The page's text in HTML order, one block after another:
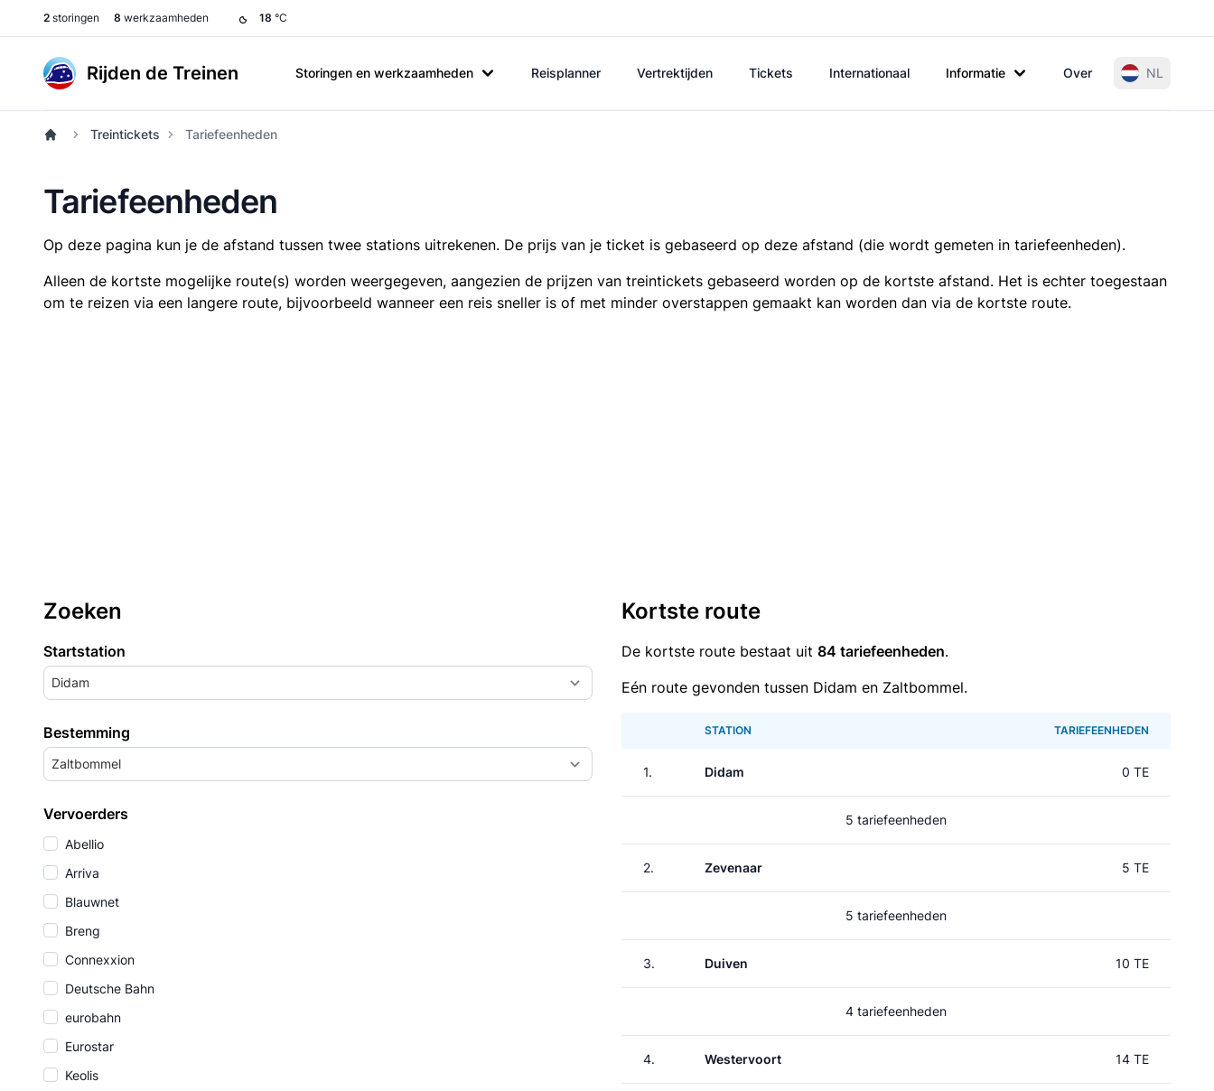
2 storingen 8 werkzaamheden 18 °C
Rijden de Treinen Storingen en werkzaamheden Reisplanner Vertrektijden Tickets Internationaal Informatie Over NL
Treintickets Tariefeenheden
Tariefeenheden
Op deze pagina kun je de afstand tussen twee stations uitrekenen. De prijs van je ticket is gebaseerd op deze afstand (die wordt gemeten in tariefeenheden).
Alleen de kortste mogelijke route(s) worden weergegeven, aangezien de prijzen van treintickets gebaseerd worden op de kortste afstand. Het is echter toegestaan
om te reizen via een langere route, bijvoorbeeld wanneer een reis sneller is of met minder overstappen gemaakt kan worden dan via de kortste route.
Zoeken
Startstation
Didam
Bestemming
Zaltbommel
Vervoerders
Abellio
Arriva
Blauwnet
Breng
Connexxion
Deutsche Bahn
eurobahn
Eurostar
Keolis
Kortste route
De kortste route bestaat uit 84 tariefeenheden.
Eén route gevonden tussen Didam en Zaltbommel.
STATION TARIEFEENHEDEN
1. Didam 0 TE
5 tariefeenheden
2. Zevenaar 5 TE
5 tariefeenheden
3. Duiven 10 TE
4 tariefeenheden
4. Westervoort 14 TE